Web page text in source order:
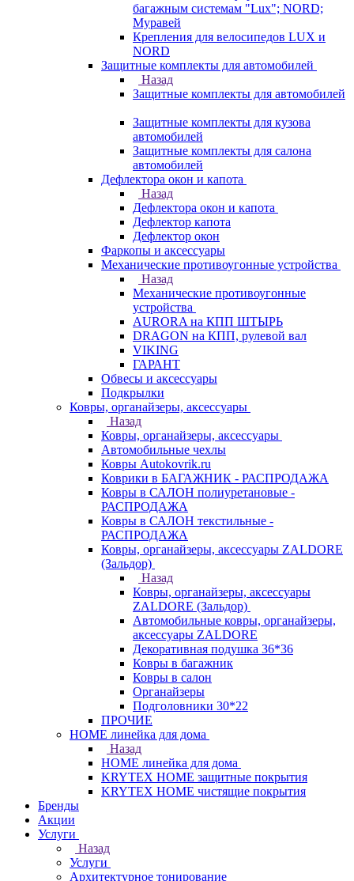
багажным системам "Lux"; NORD;
Муравей
Крепления для велосипедов LUX и
NORD
Защитные комплекты для автомобилей
Назад
Защитные комплекты для автомобилей
Защитные комплекты для кузова
автомобилей
Защитные комплекты для салона
автомобилей
Дефлектора окон и капота
Назад
Дефлектора окон и капота
Дефлектор капота
Дефлектор окон
Фаркопы и аксессуары
Механические противоугонные устройства
Назад
Механические противоугонные
устройства
AURORA на КПП ШТЫРЬ
DRAGON на КПП, рулевой вал
VIKING
ГАРАНТ
Обвесы и аксессуары
Подкрылки
Ковры, органайзеры, аксессуары
Назад
Ковры, органайзеры, аксессуары
Автомобильные чехлы
Ковры Autokovrik.ru
Коврики в БАГАЖНИК - РАСПРОДАЖА
Ковры в САЛОН полиуретановые -
РАСПРОДАЖА
Ковры в САЛОН текстильные -
РАСПРОДАЖА
Ковры, органайзеры, аксессуары ZALDORE
(Зальдор)
Назад
Ковры, органайзеры, аксессуары
ZALDORE (Зальдор)
Автомобильные ковры, органайзеры,
аксессуары ZALDORE
Декоративная подушка 36*36
Ковры в багажник
Ковры в салон
Органайзеры
Подголовники 30*22
ПРОЧИЕ
HOME линейка для дома
Назад
HOME линейка для дома
KRYTEX HOME защитные покрытия
KRYTEX HOME чистящие покрытия
Бренды
Акции
Услуги
Назад
Услуги
Архитектурное тонирование